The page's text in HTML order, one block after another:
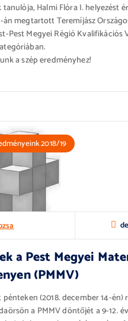
tanulója, Halmi Flóra I. helyezést
án megtartott Teremíjász
Pest Megyei Régió Kvalifikációs
a szép eredményhez!
2018/19
a Pest Megyei
(PMMV)
(2018. december 14-én)
a PMMV döntőjét a 9-12.